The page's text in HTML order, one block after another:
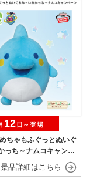
ちゃもふぐっとぬいぐ
っち～ナムコキャンペ
12 日～登場